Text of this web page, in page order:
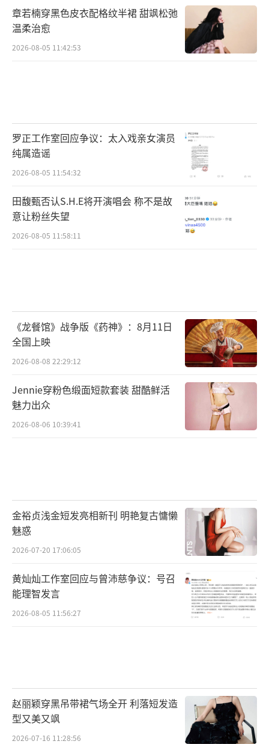
章若楠穿黑色皮衣配格纹半裙 甜飒松弛
温柔治愈
2026-08-05 11:42:53
罗正工作室回应争议：太入戏亲女演员
纯属造谣
2026-08-05 11:54:32
田馥甄否认S.H.E将开演唱会 称不是故
意让粉丝失望
2026-08-05 11:58:11
《龙餐馆》战争版《药神》：8月11日
全国上映
2026-08-08 22:29:12
Jennie穿粉色缎面短款套装 甜酷鲜活
魅力出众
2026-08-06 10:39:41
金裕贞浅金短发亮相新刊 明艳复古慵懒
魅惑
2026-07-20 17:06:05
黄灿灿工作室回应与曾沛慈争议：号召
能理智发言
2026-08-05 11:56:27
赵丽颖穿黑吊带裙气场全开 利落短发造
型又美又飒
2026-07-16 11:28:56